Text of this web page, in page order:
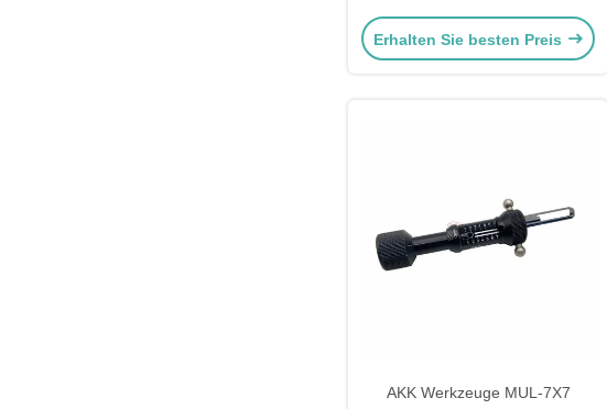
Schloss Pick-Tool
Erhalten Sie besten Preis
AKK Werkzeuge MUL-7X7